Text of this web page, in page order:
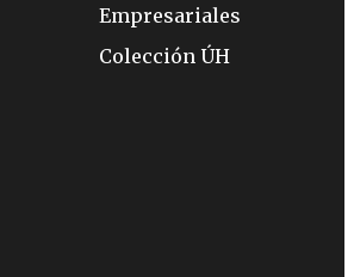
Empresariales
Colección ÚH